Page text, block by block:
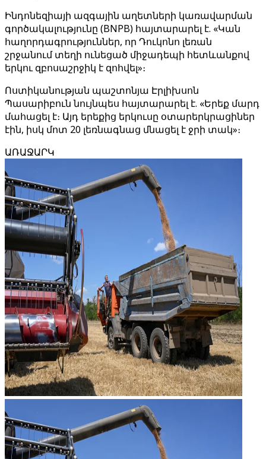
Ինդոնեզիայի ազգային աղետների կառավարման
գործակալությունը (BNPB) հայտարարել է. «Կան
հաղորդագրություններ, որ Դուկոնո լեռան
շրջանում տեղի ունեցած միջադեպի հետևանքով
երկու զբոսաշրջիկ է զոհվել»։
Ոստիկանության պաշտոնյա Էրլիխսոն
Պասարիբուն նույնպես հայտարարել է. «Երեք մարդ
մահացել է։ Այդ երեքից երկուսը օտարերկրացիներ
էին, իսկ մոտ 20 լեռնագնաց մնացել է ջրի տակ»։
ԱՌԱՋԱՐԿ